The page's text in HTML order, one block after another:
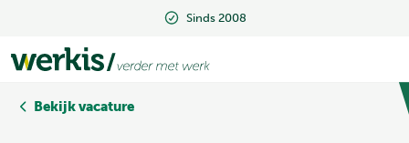
Sinds 2008
Sinds 2008
Bekijk vacature